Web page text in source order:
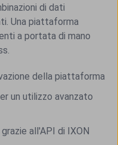
di dati
Una piattaforma
a portata di mano
della piattaforma
un utilizzo avanzato
all'API di IXON